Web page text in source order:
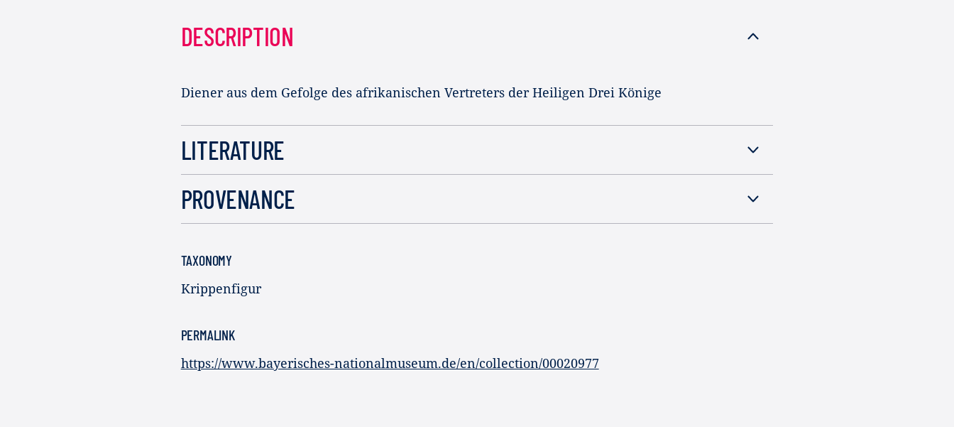
DESCRIPTION
Diener aus dem Gefolge des afrikanischen Vertreters der Heiligen Drei Könige
LITERATURE
PROVENANCE
TAXONOMY
Krippenfigur
PERMALINK
https://www.bayerisches-nationalmuseum.de/en/collection/00020977